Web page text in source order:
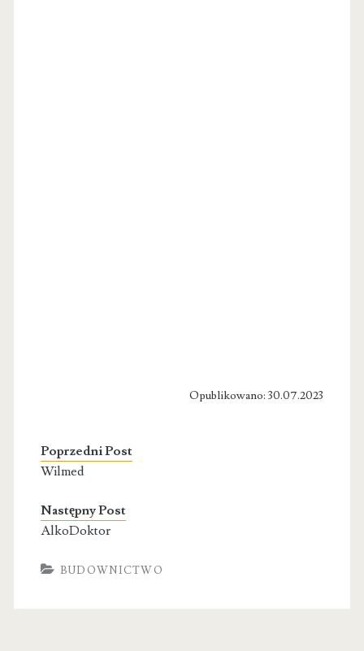
Opublikowano: 30.07.2023
Poprzedni Post
Wilmed
Następny Post
AlkoDoktor
BUDOWNICTWO